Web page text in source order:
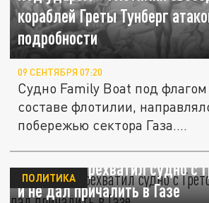
кораблей Греты Тунберг
подробности
09 СЕНТЯБРЯ 07:20
Судно Family Boat под флагом
составе флотилии,
побережью сектора Газа....
Израиль перехватил судно с
и не дал причалить в Газе
ПОЛИТИКА